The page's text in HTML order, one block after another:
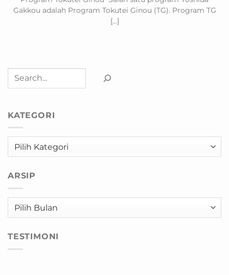
Gakkou adalah Program Tokutei Ginou (TG). Program TG
[...]
Cari
KATEGORI
Kategori
ARSIP
Arsip
TESTIMONI